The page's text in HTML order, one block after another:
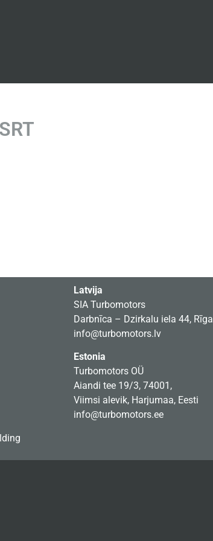
Latvija
SIA Turbomotors
Darbnīca – Dzirkalu iela 44, Rīga
info@turbomotors.lv
Estonia
Turbomotors OÜ
Aiandi tee 19/3, 74001,
Viimsi alevik, Harjumaa, Eesti
info@turbomotors.ee